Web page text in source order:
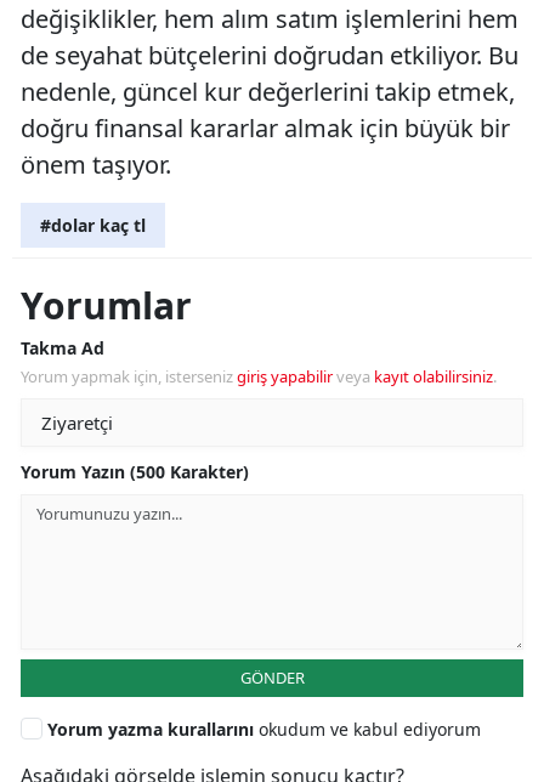
değişiklikler, hem alım satım işlemlerini hem
de seyahat bütçelerini doğrudan etkiliyor. Bu
nedenle, güncel kur değerlerini takip etmek,
doğru finansal kararlar almak için büyük bir
önem taşıyor.
#dolar kaç tl
Yorumlar
Takma Ad
Yorum yapmak için, istersenizgiriş yapabilirveya kayıt olabilirsiniz.
Yorum Yazın (500 Karakter)
GÖNDER
Yorum yazma kurallarını okudum ve kabul ediyorum
Aşağıdaki görselde işlemin sonucu kaçtır?